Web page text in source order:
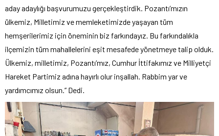
aday adaylığı başvurumuzu gerçekleştirdik. Pozantı’mızın
ülkemiz, Milletimiz ve memleketimizde yaşayan tüm
hemşerilerimiz için öneminin biz farkındayız. Bu farkındalıkla
ilçemizin tüm mahallelerini eşit mesafede yönetmeye talip olduk.
Ülkemiz, milletimiz, Pozantı’mız, Cumhur İttifakımız ve Milliyetçi
Hareket Partimiz adına hayırlı olur inşallah. Rabbim yar ve
yardımcımız olsun.” Dedi.